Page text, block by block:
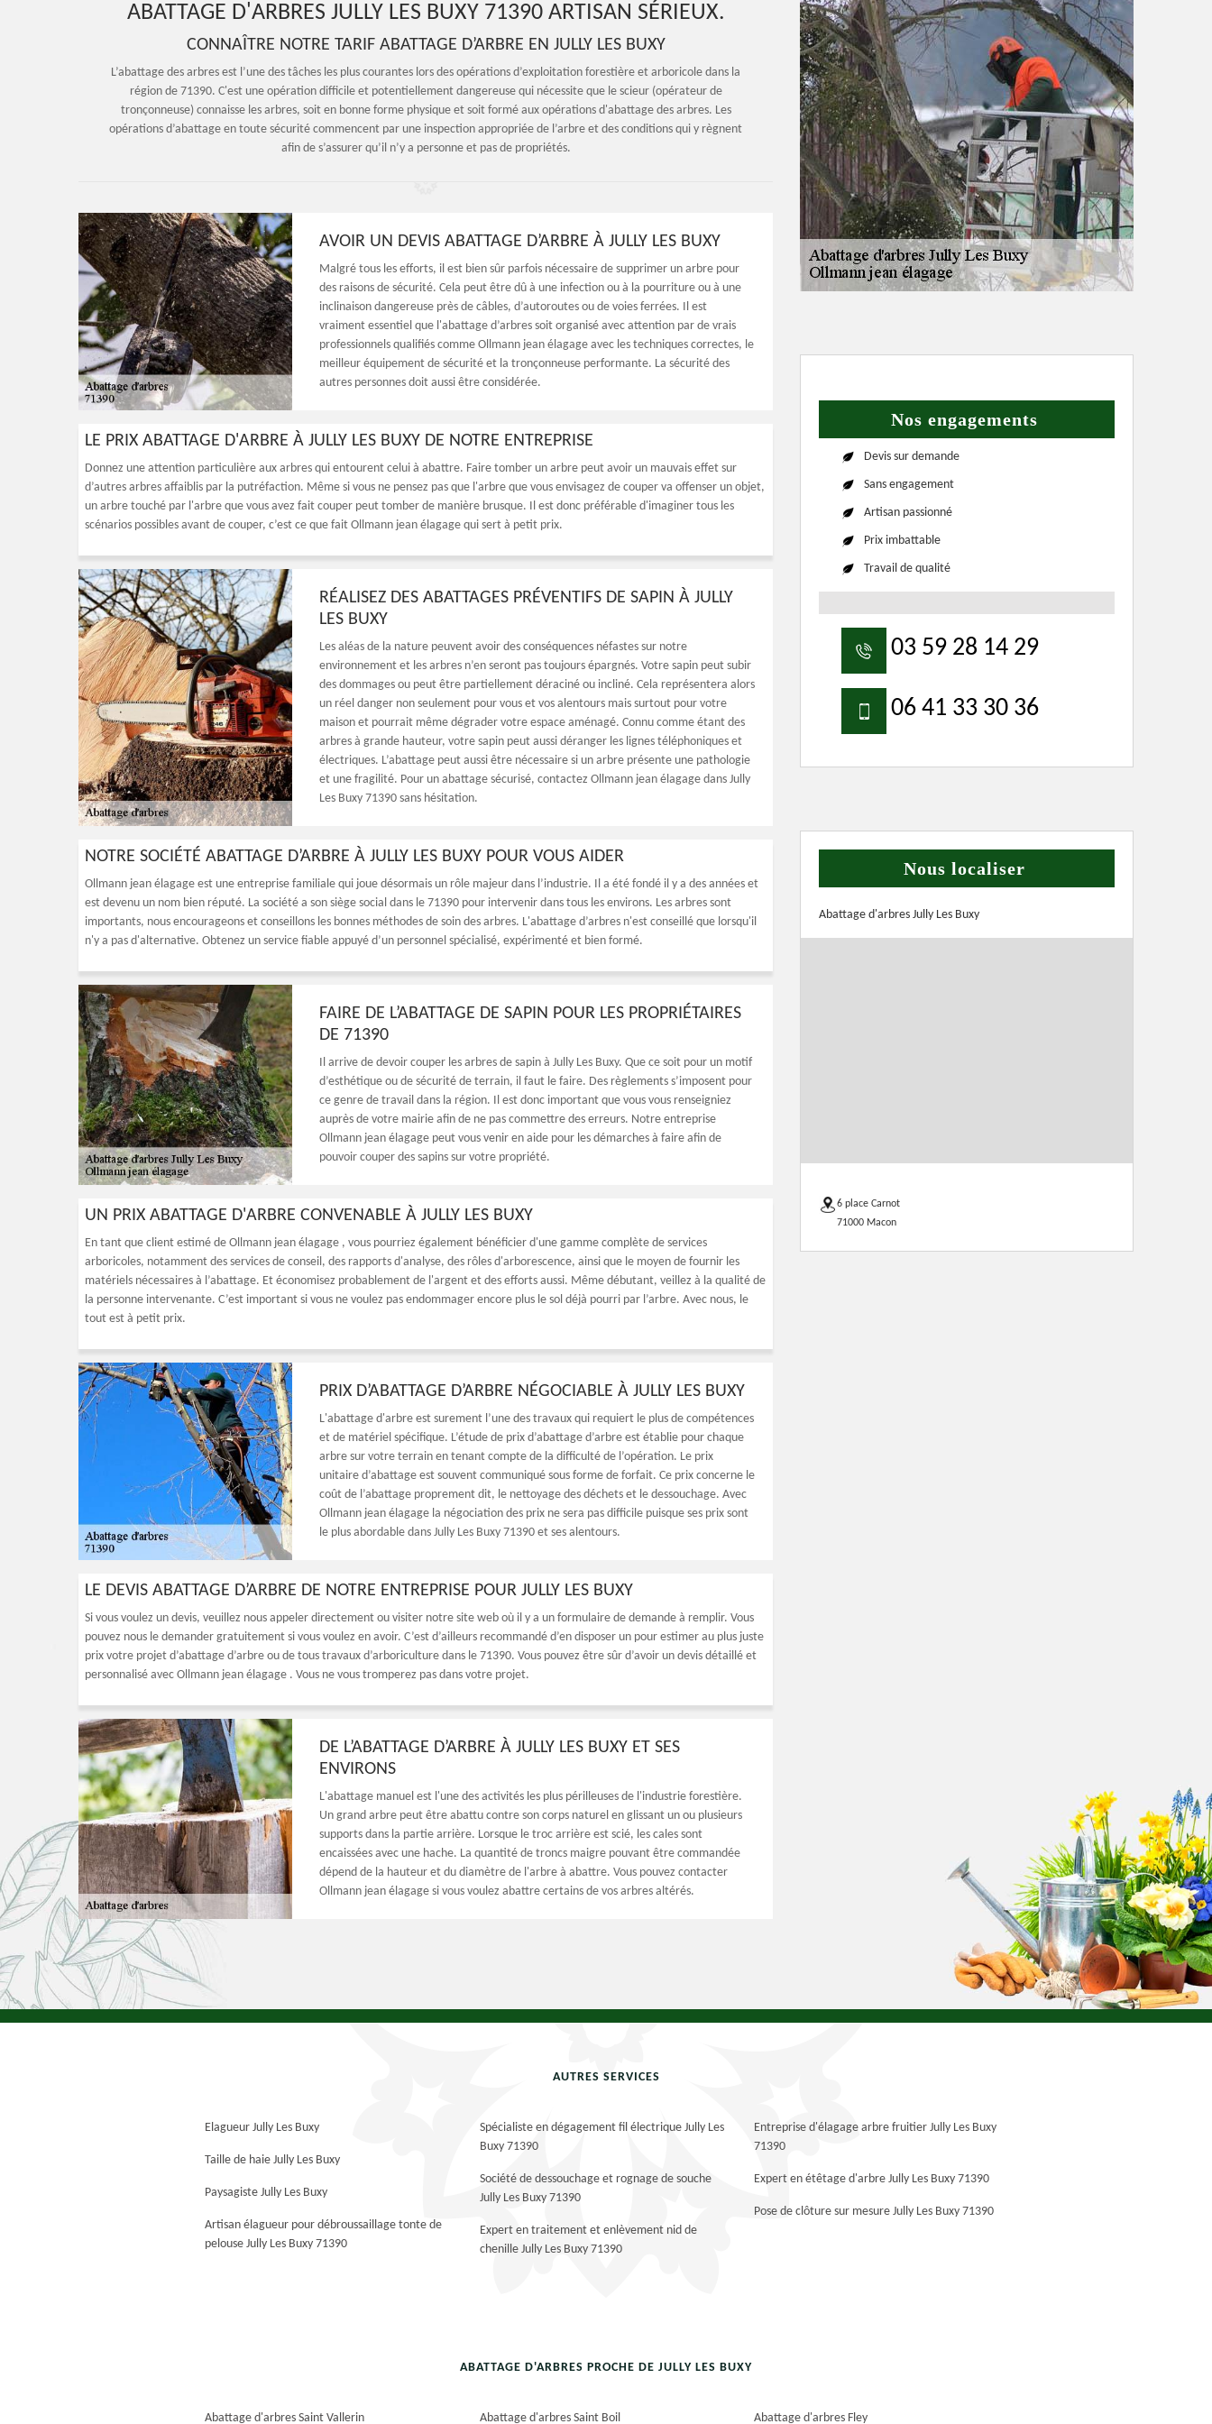
ABATTAGE D'ARBRES JULLY LES BUXY 71390 ARTISAN SÉRIEUX.
CONNAÎTRE NOTRE TARIF ABATTAGE D’ARBRE EN JULLY LES BUXY
L’abattage des arbres est l’une des tâches les plus courantes lors des opérations d’exploitation forestière et arboricole dans la
région de 71390. C'est une opération difficile et potentiellement dangereuse qui nécessite que le scieur (opérateur de
tronçonneuse) connaisse les arbres, soit en bonne forme physique et soit formé aux opérations d'abattage des arbres. Les
opérations d’abattage en toute sécurité commencent par une inspection appropriée de l’arbre et des conditions qui y règnent
afin de s’assurer qu’il n’y a personne et pas de propriétés.
AVOIR UN DEVIS ABATTAGE D’ARBRE À JULLY LES BUXY
Malgré tous les efforts, il est bien sûr parfois nécessaire de supprimer un arbre pour
des raisons de sécurité. Cela peut être dû à une infection ou à la pourriture ou à une
inclinaison dangereuse près de câbles, d’autoroutes ou de voies ferrées. Il est
vraiment essentiel que l'abattage d’arbres soit organisé avec attention par de vrais
professionnels qualifiés comme Ollmann jean élagage avec les techniques correctes, le
meilleur équipement de sécurité et la tronçonneuse performante. La sécurité des
autres personnes doit aussi être considérée.
LE PRIX ABATTAGE D'ARBRE À JULLY LES BUXY DE NOTRE ENTREPRISE
Donnez une attention particulière aux arbres qui entourent celui à abattre. Faire tomber un arbre peut avoir un mauvais effet sur
d’autres arbres affaiblis par la putréfaction. Même si vous ne pensez pas que l'arbre que vous envisagez de couper va offenser un objet,
un arbre touché par l'arbre que vous avez fait couper peut tomber de manière brusque. Il est donc préférable d'imaginer tous les
scénarios possibles avant de couper, c’est ce que fait Ollmann jean élagage qui sert à petit prix.
RÉALISEZ DES ABATTAGES PRÉVENTIFS DE SAPIN À JULLY
LES BUXY
Les aléas de la nature peuvent avoir des conséquences néfastes sur notre
environnement et les arbres n’en seront pas toujours épargnés. Votre sapin peut subir
des dommages ou peut être partiellement déraciné ou incliné. Cela représentera alors
un réel danger non seulement pour vous et vos alentours mais surtout pour votre
maison et pourrait même dégrader votre espace aménagé. Connu comme étant des
arbres à grande hauteur, votre sapin peut aussi déranger les lignes téléphoniques et
électriques. L’abattage peut aussi être nécessaire si un arbre présente une pathologie
et une fragilité. Pour un abattage sécurisé, contactez Ollmann jean élagage dans Jully
Les Buxy 71390 sans hésitation.
NOTRE SOCIÉTÉ ABATTAGE D’ARBRE À JULLY LES BUXY POUR VOUS AIDER
Ollmann jean élagage est une entreprise familiale qui joue désormais un rôle majeur dans l’industrie. Il a été fondé il y a des années et
est devenu un nom bien réputé. La société a son siège social dans le 71390 pour intervenir dans tous les environs. Les arbres sont
importants, nous encourageons et conseillons les bonnes méthodes de soin des arbres. L'abattage d’arbres n'est conseillé que lorsqu'il
n'y a pas d'alternative. Obtenez un service fiable appuyé d’un personnel spécialisé, expérimenté et bien formé.
FAIRE DE L’ABATTAGE DE SAPIN POUR LES PROPRIÉTAIRES
DE 71390
Il arrive de devoir couper les arbres de sapin à Jully Les Buxy. Que ce soit pour un motif
d’esthétique ou de sécurité de terrain, il faut le faire. Des règlements s’imposent pour
ce genre de travail dans la région. Il est donc important que vous vous renseigniez
auprès de votre mairie afin de ne pas commettre des erreurs. Notre entreprise
Ollmann jean élagage peut vous venir en aide pour les démarches à faire afin de
pouvoir couper des sapins sur votre propriété.
UN PRIX ABATTAGE D'ARBRE CONVENABLE À JULLY LES BUXY
En tant que client estimé de Ollmann jean élagage , vous pourriez également bénéficier d'une gamme complète de services
arboricoles, notamment des services de conseil, des rapports d'analyse, des rôles d'arborescence, ainsi que le moyen de fournir les
matériels nécessaires à l’abattage. Et économisez probablement de l'argent et des efforts aussi. Même débutant, veillez à la qualité de
la personne intervenante. C’est important si vous ne voulez pas endommager encore plus le sol déjà pourri par l’arbre. Avec nous, le
tout est à petit prix.
PRIX D’ABATTAGE D’ARBRE NÉGOCIABLE À JULLY LES BUXY
L'abattage d'arbre est surement l’une des travaux qui requiert le plus de compétences
et de matériel spécifique. L’étude de prix d’abattage d’arbre est établie pour chaque
arbre sur votre terrain en tenant compte de la difficulté de l’opération. Le prix
unitaire d’abattage est souvent communiqué sous forme de forfait. Ce prix concerne le
coût de l’abattage proprement dit, le nettoyage des déchets et le dessouchage. Avec
Ollmann jean élagage la négociation des prix ne sera pas difficile puisque ses prix sont
le plus abordable dans Jully Les Buxy 71390 et ses alentours.
LE DEVIS ABATTAGE D’ARBRE DE NOTRE ENTREPRISE POUR JULLY LES BUXY
Si vous voulez un devis, veuillez nous appeler directement ou visiter notre site web où il y a un formulaire de demande à remplir. Vous
pouvez nous le demander gratuitement si vous voulez en avoir. C’est d’ailleurs recommandé d’en disposer un pour estimer au plus juste
prix votre projet d’abattage d’arbre ou de tous travaux d’arboriculture dans le 71390. Vous pouvez être sûr d’avoir un devis détaillé et
personnalisé avec Ollmann jean élagage . Vous ne vous tromperez pas dans votre projet.
DE L’ABATTAGE D’ARBRE À JULLY LES BUXY ET SES
ENVIRONS
L'abattage manuel est l'une des activités les plus périlleuses de l'industrie forestière.
Un grand arbre peut être abattu contre son corps naturel en glissant un ou plusieurs
supports dans la partie arrière. Lorsque le troc arrière est scié, les cales sont
encaissées avec une hache. La quantité de troncs maigre pouvant être commandée
dépend de la hauteur et du diamètre de l'arbre à abattre. Vous pouvez contacter
Ollmann jean élagage si vous voulez abattre certains de vos arbres altérés.
Nos engagements
Devis sur demande
Sans engagement
Artisan passionné
Prix imbattable
Travail de qualité
03 59 28 14 29
06 41 33 30 36
Nous localiser
Abattage d'arbres Jully Les Buxy
6 place Carnot
71000 Macon
AUTRES SERVICES
Elagueur Jully Les Buxy
Taille de haie Jully Les Buxy
Paysagiste Jully Les Buxy
Artisan élagueur pour débroussaillage tonte de
pelouse Jully Les Buxy 71390
Spécialiste en dégagement fil électrique Jully Les
Buxy 71390
Société de dessouchage et rognage de souche
Jully Les Buxy 71390
Expert en traitement et enlèvement nid de
chenille Jully Les Buxy 71390
Entreprise d'élagage arbre fruitier Jully Les Buxy
71390
Expert en étêtage d'arbre Jully Les Buxy 71390
Pose de clôture sur mesure Jully Les Buxy 71390
ABATTAGE D'ARBRES PROCHE DE JULLY LES BUXY
Abattage d'arbres Saint Vallerin Abattage d'arbres Saint Boil Abattage d'arbres Fley